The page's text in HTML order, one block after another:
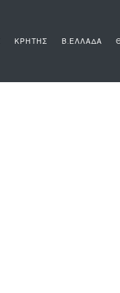
ΚΡΗΤΗΣ Β.ΕΛΛΑΔΑ